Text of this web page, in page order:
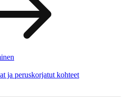
ja peruskorjatut kohteet